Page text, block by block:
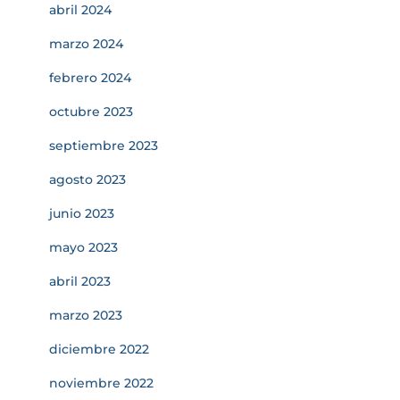
abril 2024
marzo 2024
febrero 2024
octubre 2023
septiembre 2023
agosto 2023
junio 2023
mayo 2023
abril 2023
marzo 2023
diciembre 2022
noviembre 2022